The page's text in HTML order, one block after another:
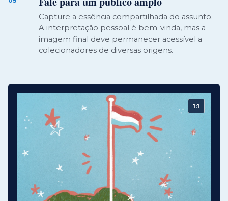
Capture a essência compartilhada do assunto.
A interpretação pessoal é bem-vinda, mas a
imagem final deve permanecer acessível a
colecionadores de diversas origens.
1:1